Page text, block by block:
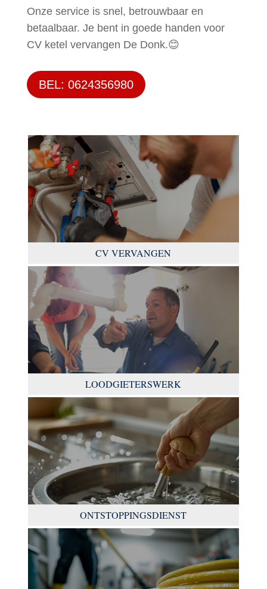
Onze service is snel, betrouwbaar en
betaalbaar. Je bent in goede handen voor
CV ketel vervangen De Donk.😊
BEL: 0624356980
CV VERVANGEN
LOODGIETERSWERK
ONTSTOPPINGSDIENST